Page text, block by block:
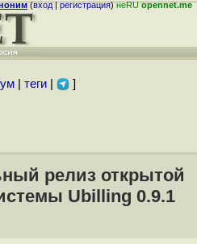
(вход|регистрация)неRUopennet.me
| теги| ]
релиз открытой
Ubilling 0.9.1